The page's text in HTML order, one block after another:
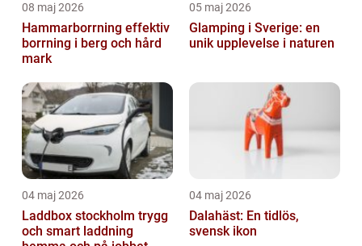
08 maj 2026
Hammarborrning effektiv
borrning i berg och hård
mark
05 maj 2026
Glamping i Sverige: en
unik upplevelse i naturen
04 maj 2026
Laddbox stockholm trygg
och smart laddning
04 maj 2026
Dalahäst: En tidlös,
svensk ikon